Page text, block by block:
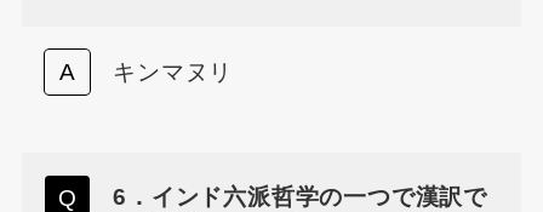
キンマヌリ
6．インド六派哲学の一つで漢訳で